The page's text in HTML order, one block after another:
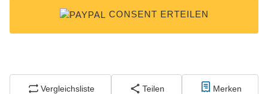
CONSENT ERTEILEN
Vergleichsliste Teilen Merken